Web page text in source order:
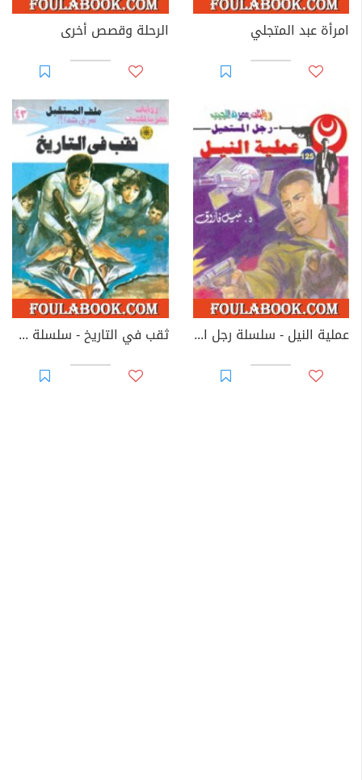
امرأة عبد المتجلي الرحلة وقصص أخرى
عملية النيل - سلسلة رجل المستحيل ثقب في التاريخ - سلسلة ملف المستقبل